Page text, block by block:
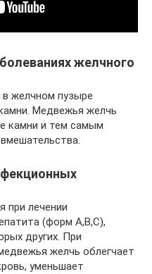
желчного
желчном пузыре
Медвежья желчь
камни и тем самым
при лечении
(форм А,В,С),
других. При
желчь облегчает
уменьшает